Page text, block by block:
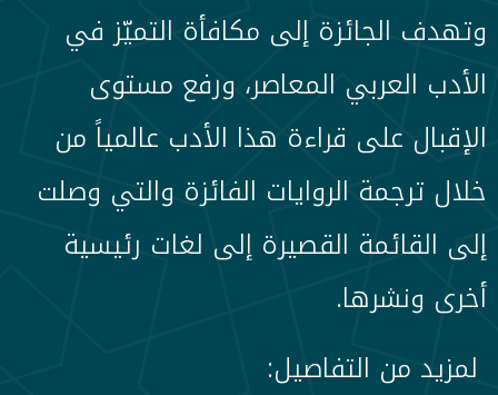
وتهدف الجائزة إلى مكافأة التميّز في
الأدب العربي المعاصر، ورفع مستوى
الإقبال على قراءة هذا الأدب عالمياً من
خلال ترجمة الروايات الفائزة والتي وصلت
إلى القائمة القصيرة إلى لغات رئيسية
أخرى ونشرها.
لمزيد من التفاصيل: